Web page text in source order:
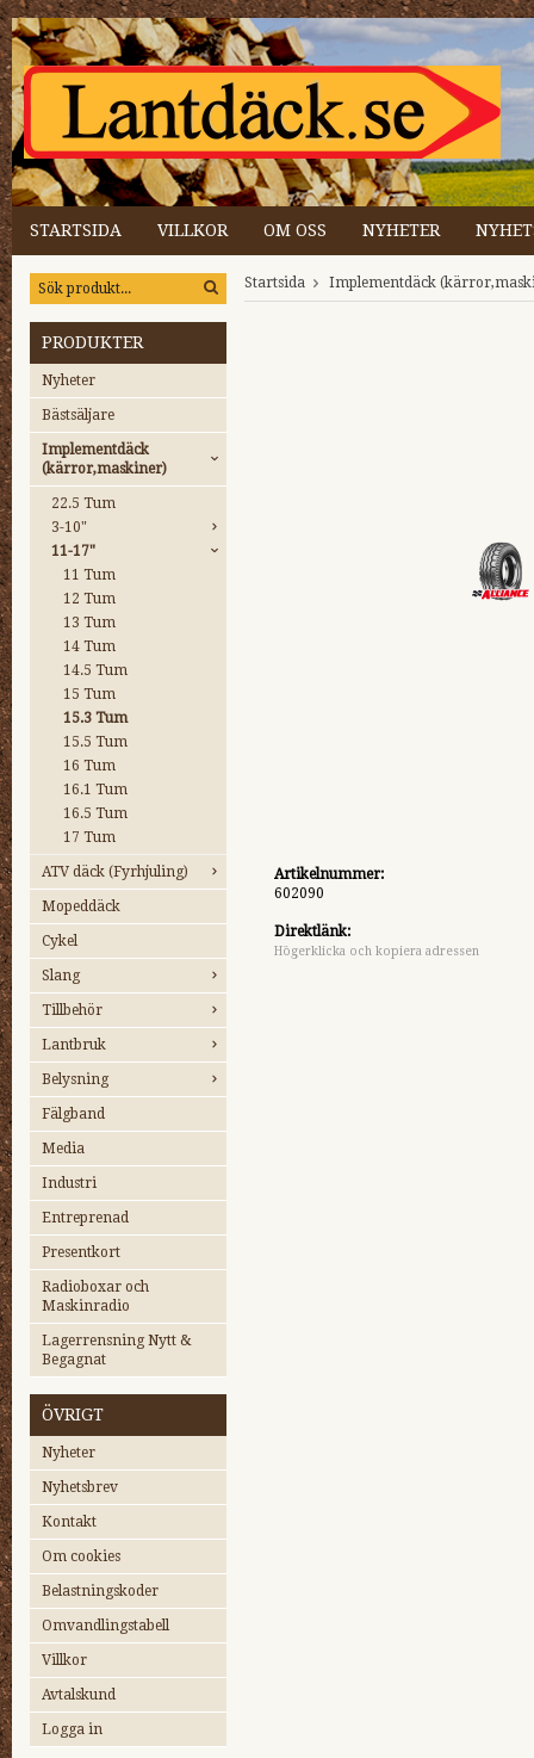
STARTSIDA VILLKOR OM OSS NYHETER
PRODUKTER
Nyheter
Bästsäljare
Implementdäck
(kärror,maskiner)
22.5 Tum
3-10"
11-17"
11 Tum
12 Tum
13 Tum
14 Tum
14.5 Tum
15 Tum
15.3 Tum
15.5 Tum
16 Tum
16.1 Tum
16.5 Tum
17 Tum
ATV däck (Fyrhjuling)
Mopeddäck
Cykel
Slang
Tillbehör
Lantbruk
Belysning
Fälgband
Media
Industri
Entreprenad
Presentkort
Radioboxar och
Maskinradio
Lagerrensning Nytt &
Begagnat
ÖVRIGT
Nyheter
Nyhetsbrev
Kontakt
Om cookies
Belastningskoder
Omvandlingstabell
Villkor
Avtalskund
Logga in
Startsida Implementdäck
Artikelnummer:
602090
Direktlänk:
Högerklicka och kopiera adressen